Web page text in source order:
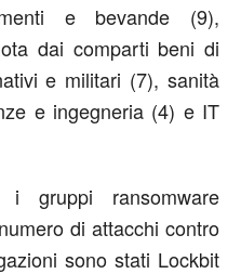
e bevande (9),
dai comparti beni di
e militari (7), sanità
e ingegneria (4) e IT
i gruppi ransomware
di attacchi contro
sono stati Lockbit